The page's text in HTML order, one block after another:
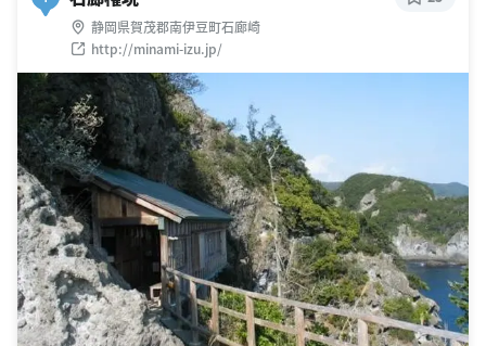
静岡県賀茂郡南伊豆町石廊崎
http://minami-izu.jp/